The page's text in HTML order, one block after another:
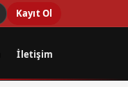
Kayıt Ol
İletişim